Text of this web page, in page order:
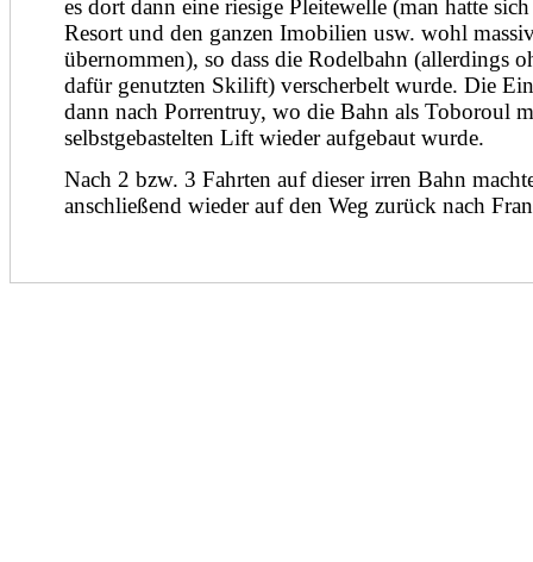
es dort dann eine riesige Pleitewelle (man hatte
Resort und den ganzen Imobilien usw. wohl
übernommen), so dass die Rodelbahn (allerdings
dafür genutzten Skilift) verscherbelt wurde. Die
dann nach Porrentruy, wo die Bahn als Toboroul
selbstgebastelten Lift wieder aufgebaut wurde.
Nach 2 bzw. 3 Fahrten auf dieser irren Bahn
anschließend wieder auf den Weg zurück nach